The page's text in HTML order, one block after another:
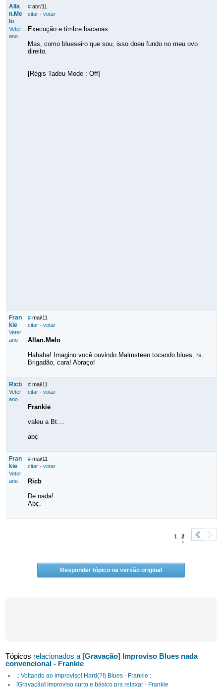
Alla
n.Me
lo
Veter
ano
# abr/11
citar· votar
Execução e timbre bacanas
Mas, como blueseiro que sou, isso doeu fundo no meu ovo
direito.
[Régis Tadeu Mode : Off]
Fran
kie
Veter
ano
# mai/11
citar· votar
Allan.Melo
Hahaha! Imagino você ouvindo Malmsteen tocando blues, rs.
Brigadão, cara! Abraço!
Ricb
Veter
ano
# mai/11
citar· votar
Frankie
valeu a Bt....
abç
Fran
kie
Veter
ano
# mai/11
citar· votar
Ricb
De nada!
Abç.
1 2
Responder tópico na versão original
Tópicos relacionados a[Gravação] Improviso Blues nada
convencional - Frankie
.: Voltando ao improviso! Hard(?!) Blues - Frankie :.
[Gravação] Improviso curto e básico pra relaxar - Frankie